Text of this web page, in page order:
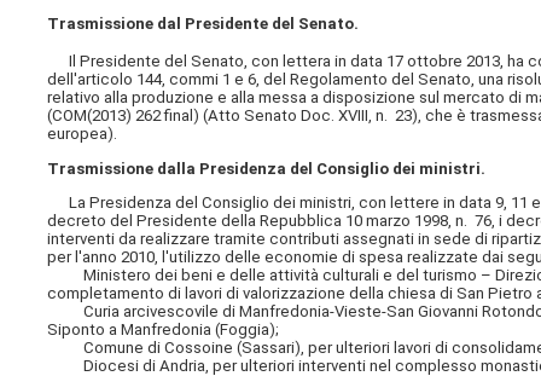
Trasmissione dal Presidente del Senato.
Il Presidente del Senato, con lettera in data 17 ottobre 2013, ha
dell'articolo 144, commi 1 e 6, del Regolamento del Senato, una
relativo alla produzione e alla messa a disposizione sul mercato
(COM(2013) 262 final) (Atto Senato Doc. XVIII, n. 23), che è
europea).
Trasmissione dalla Presidenza del Consiglio dei ministri.
La Presidenza del Consiglio dei ministri, con lettere in data 9, 11
decreto del Presidente della Repubblica 10 marzo 1998, n. 76, i
interventi da realizzare tramite contributi assegnati in sede di
per l'anno 2010, l'utilizzo delle economie di spesa realizzate dai
Ministero dei beni e delle attività culturali e del turismo –
completamento di lavori di valorizzazione della chiesa di San Pietro
Curia arcivescovile di Manfredonia-Vieste-San Giovanni
Siponto a Manfredonia (Foggia);
Comune di Cossoine (Sassari), per ulteriori lavori di
Diocesi di Andria, per ulteriori interventi nel complesso